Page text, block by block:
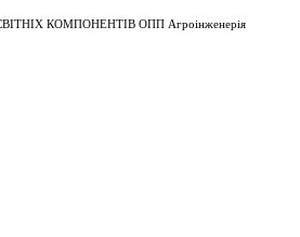
КОМПОНЕНТІВ ОПП Агроінженерія